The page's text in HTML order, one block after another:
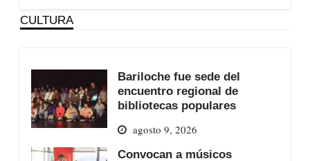
CULTURA
Bariloche fue sede del
encuentro regional de
bibliotecas populares
agosto 9, 2026
Convocan a músicos